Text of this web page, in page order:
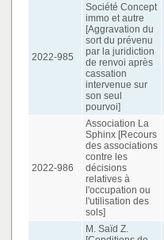
2022-985
Société Concept
immo et autre
[Aggravation du
sort du prévenu
par la juridiction
de renvoi après
cassation
intervenue sur
son seul
pourvoi]
2022-986
Association La
Sphinx [Recours
des associations
contre les
décisions
relatives à
l'occupation ou
l'utilisation des
sols]
M. Saïd Z.